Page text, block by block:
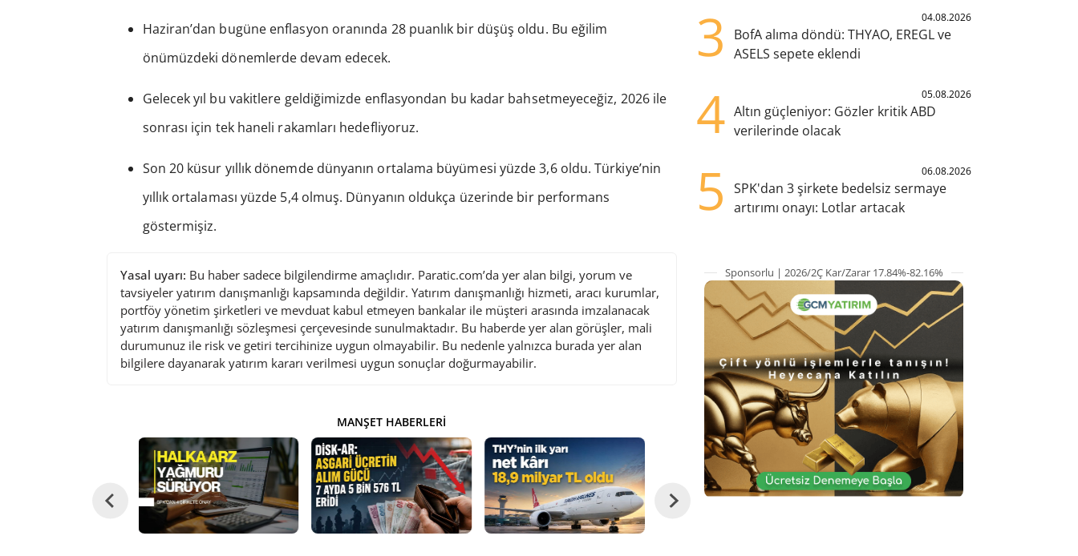
Haziran’dan bugüne enflasyon oranında 28 puanlık bir düşüş oldu. Bu eğilim
önümüzdeki dönemlerde devam edecek.
Gelecek yıl bu vakitlere geldiğimizde enflasyondan bu kadar bahsetmeyeceğiz, 2026 ile
sonrası için tek haneli rakamları hedefliyoruz.
Son 20 küsur yıllık dönemde dünyanın ortalama büyümesi yüzde 3,6 oldu. Türkiye’nin
yıllık ortalaması yüzde 5,4 olmuş. Dünyanın oldukça üzerinde bir performans
göstermişiz.
Yasal uyarı: Bu haber sadece bilgilendirme amaçlıdır. Paratic.com’da yer alan bilgi, yorum ve
tavsiyeler yatırım danışmanlığı kapsamında değildir. Yatırım danışmanlığı hizmeti, aracı kurumlar,
portföy yönetim şirketleri ve mevduat kabul etmeyen bankalar ile müşteri arasında imzalanacak
yatırım danışmanlığı sözleşmesi çerçevesinde sunulmaktadır. Bu haberde yer alan görüşler, mali
durumunuz ile risk ve getiri tercihinize uygun olmayabilir. Bu nedenle yalnızca burada yer alan
bilgilere dayanarak yatırım kararı verilmesi uygun sonuçlar doğurmayabilir.
MANŞET HABERLERI
3 04.08.2026
BofA alıma döndü: THYAO, EREGL ve
ASELS sepete eklendi
4 05.08.2026
Altın güçleniyor: Gözler kritik ABD
verilerinde olacak
5 06.08.2026
SPK'dan 3 şirkete bedelsiz sermaye
artırımı onayı: Lotlar artacak
Sponsorlu | 2026/2Ç Kar/Zarar 17.84%-82.16%